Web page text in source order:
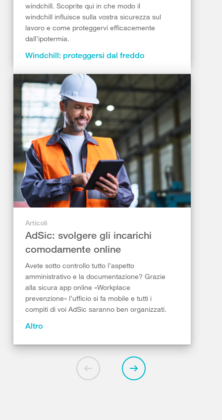
windchill. Scoprite qui in che modo il
windchill influisce sulla vostra sicurezza sul
lavoro e come proteggervi efficacemente
dall’ipotermia.
Windchill: proteggersi dal freddo
Articoli
AdSic: svolgere gli incarichi
comodamente online
Avete sotto controllo tutto l’aspetto
amministrativo e la documentazione? Grazie
alla sicura app online «Workplace
prevenzione» l’ufficio si fa mobile e tutti i
compiti di voi AdSic saranno ben organizzati.
Altro